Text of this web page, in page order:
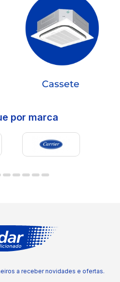
por marca
a receber novidades e ofertas.